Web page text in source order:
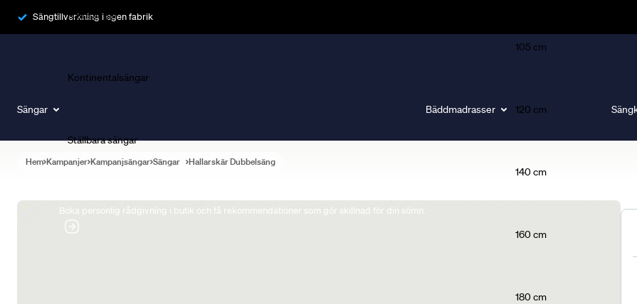
Sängtillverkning i egen fabrik
Sängar
Ramsängar
Kontinentalsängar
Ställbara sängar
Boka personlig rådgivning i butik och få rekommendationer som gör skillnad för din sömn.
Bäddmadrasser
105 cm
120 cm
140 cm
160 cm
180 cm
Hem Kampanjer Kampanjsängar Sängar Hallarskär Dubbelsäng